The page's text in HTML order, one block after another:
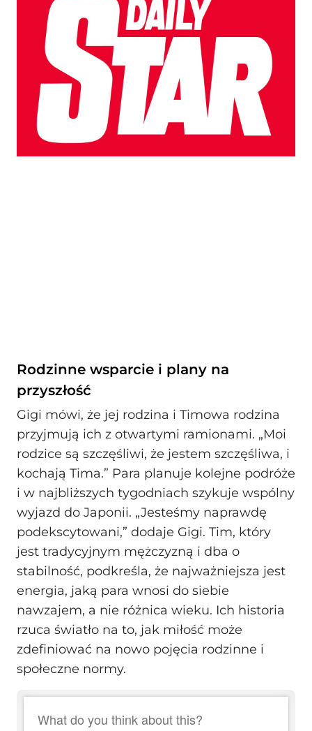
Rodzinne wsparcie i plany na
przyszłość
Gigi mówi, że jej rodzina i Timowa rodzina
przyjmują ich z otwartymi ramionami. „Moi
rodzice są szczęśliwi, że jestem szczęśliwa, i
kochają Tima.” Para planuje kolejne podróże
i w najbliższych tygodniach szykuje wspólny
wyjazd do Japonii. „Jesteśmy naprawdę
podekscytowani,” dodaje Gigi. Tim, który
jest tradycyjnym mężczyzną i dba o
stabilność, podkreśla, że najważniejsza jest
energia, jaką para wnosi do siebie
nawzajem, a nie różnica wieku. Ich historia
rzuca światło na to, jak miłość może
zdefiniować na nowo pojęcia rodzinne i
społeczne normy.